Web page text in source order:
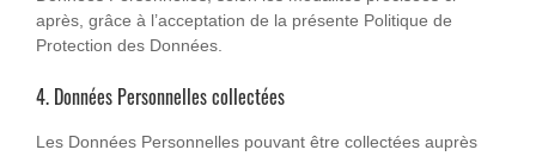
après, grâce à l’acceptation de la présente Politique de
Protection des Données.
4. Données Personnelles collectées
Les Données Personnelles pouvant être collectées auprès